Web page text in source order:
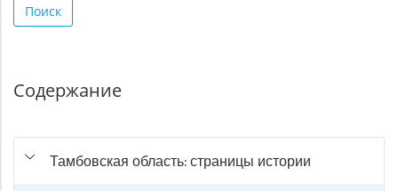
строку
для
Поиск
Содержание
Тамбовская область: страницы истории